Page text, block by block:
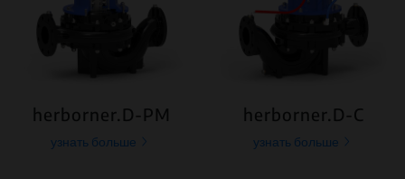
herborner.D-PM
узнать больше
herborner.D-C
узнать больше